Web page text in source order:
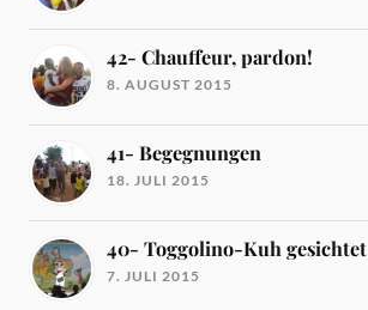
42- Chauffeur, pardon!
8. AUGUST 2015
41- Begegnungen
18. JULI 2015
40- Toggolino-Kuh gesichtet
7. JULI 2015